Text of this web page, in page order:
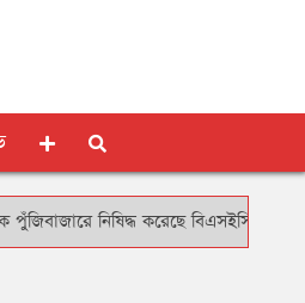
নিষিদ্ধ করেছে বিএসইসি**এবি